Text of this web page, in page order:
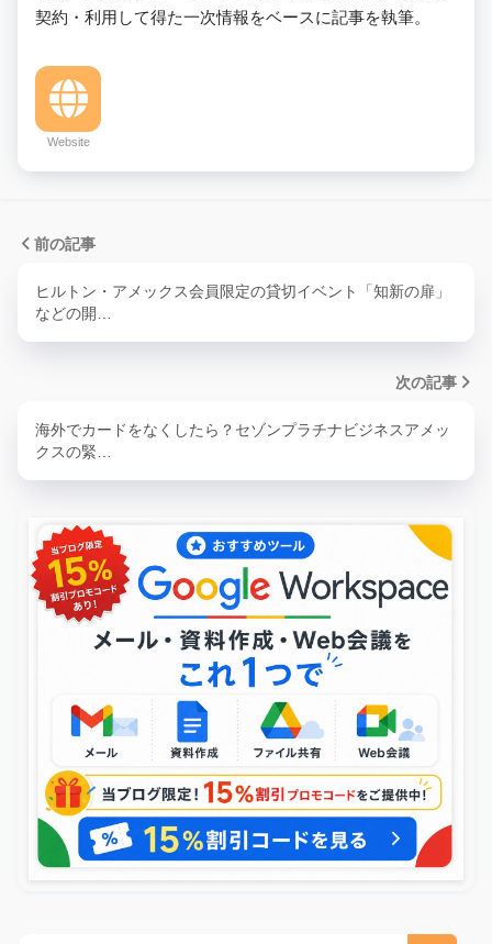
契約・利用して得た一次情報をベースに記事を執筆。
Website
前の記事
ヒルトン・アメックス会員限定の貸切イベント「知新の扉」
などの開…
次の記事
海外でカードをなくしたら？セゾンプラチナビジネスアメッ
クスの緊…